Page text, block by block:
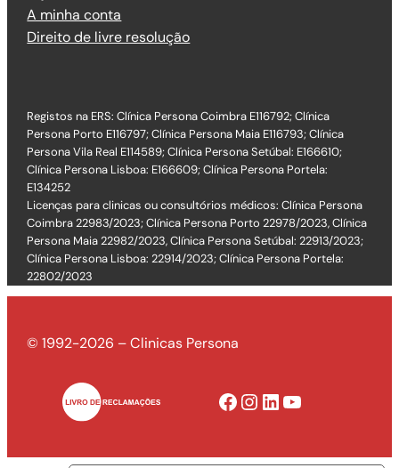
A minha conta
Direito de livre resolução
Registos na ERS: Clínica Persona Coimbra E116792; Clínica
Persona Porto E116797; Clínica Persona Maia E116793; Clínica
Persona Vila Real E114589; Clínica Persona Setúbal: E166610;
Clínica Persona Lisboa: E166609; Clínica Persona Portela:
E134252
Licenças para clinicas ou consultórios médicos: Clínica Persona
Coimbra 22983/2023; Clínica Persona Porto 22978/2023, Clínica
Persona Maia 22982/2023, Clínica Persona Setúbal: 22913/2023;
Clínica Persona Lisboa: 22914/2023; Clínica Persona Portela:
22802/2023
© 1992-2026 – Clinicas Persona
Facebook Instagram LinkedIn YouTube